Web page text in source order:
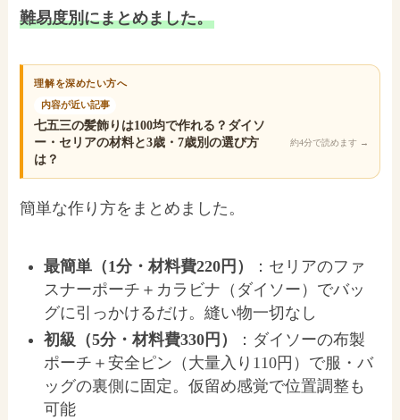
難易度別にまとめました。
理解を深めたい方へ
内容が近い記事
七五三の髪飾りは100均で作れる？ダイソ
ー・セリアの材料と3歳・7歳別の選び方
は？
約4分で読めます →
簡単な作り方をまとめました。
最簡単（1分・材料費220円）
：セリアのファ
スナーポーチ＋カラビナ（ダイソー）でバッ
グに引っかけるだけ。縫い物一切なし
初級（5分・材料費330円）
：ダイソーの布製
ポーチ＋安全ピン（大量入り110円）で服・バ
ッグの裏側に固定。仮留め感覚で位置調整も
可能